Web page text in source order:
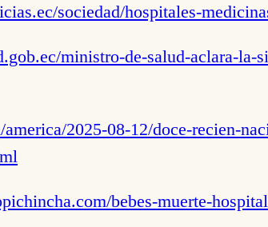
sociedad/hospitales-
ministro-de-salud-aclara-
2025-08-12/doce-recien-
bebes-muerte-